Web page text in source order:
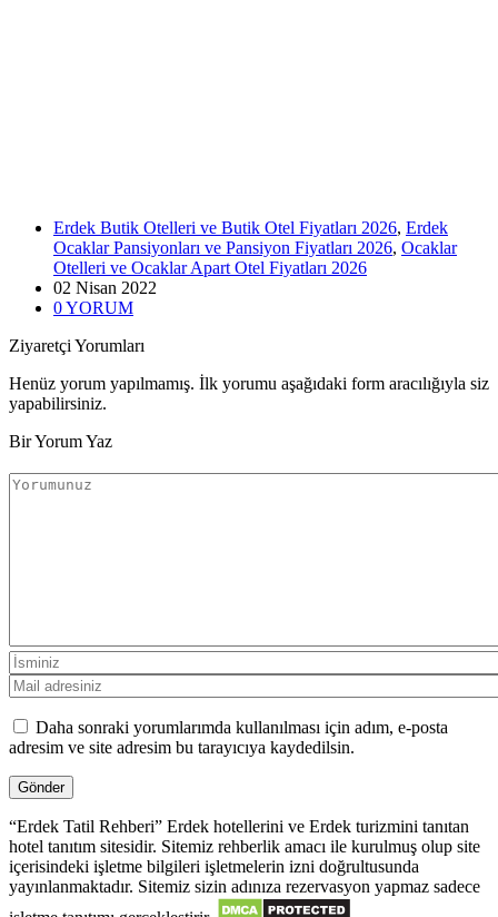
Erdek Butik Otelleri ve Butik Otel Fiyatları 2026, Erdek
Ocaklar Pansiyonları ve Pansiyon Fiyatları 2026, Ocaklar
Otelleri ve Ocaklar Apart Otel Fiyatları 2026
02 Nisan 2022
0YORUM
Ziyaretçi Yorumları
Henüz yorum yapılmamış. İlk yorumu aşağıdaki form aracılığıyla siz
yapabilirsiniz.
Bir Yorum Yaz
Daha sonraki yorumlarımda kullanılması için adım, e-posta
adresim ve site adresim bu tarayıcıya kaydedilsin.
“Erdek Tatil Rehberi” Erdek hotellerini ve Erdek turizmini tanıtan
hotel tanıtım sitesidir. Sitemiz rehberlik amacı ile kurulmuş olup site
içerisindeki işletme bilgileri işletmelerin izni doğrultusunda
yayınlanmaktadır. Sitemiz sizin adınıza rezervasyon yapmaz sadece